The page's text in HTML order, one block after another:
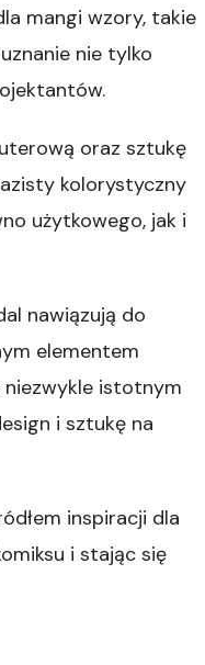
mangi wzory, takie
nie tylko
oraz sztukę
kolorystyczny
użytkowego, jak i
nawiązują do
elementem
niezwykle istotnym
i sztukę na
inspiracji dla
i stając się